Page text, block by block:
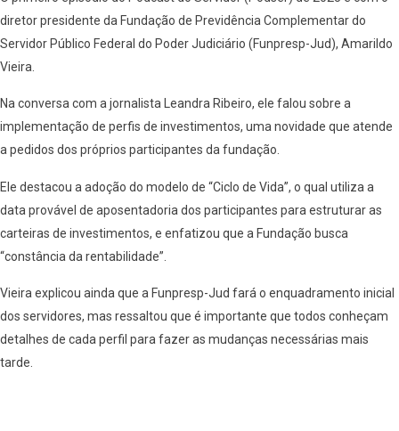
diretor presidente da Fundação de Previdência Complementar do
Servidor Público Federal do Poder Judiciário (Funpresp-Jud), Amarildo
Vieira.
Na conversa com a jornalista Leandra Ribeiro, ele falou sobre a
implementação de perfis de investimentos, uma novidade que atende
a pedidos dos próprios participantes da fundação.
Ele destacou a adoção do modelo de “Ciclo de Vida”, o qual utiliza a
data provável de aposentadoria dos participantes para estruturar as
carteiras de investimentos, e enfatizou que a Fundação busca
“constância da rentabilidade”.
Vieira explicou ainda que a Funpresp-Jud fará o enquadramento inicial
dos servidores, mas ressaltou que é importante que todos conheçam
detalhes de cada perfil para fazer as mudanças necessárias mais
tarde.